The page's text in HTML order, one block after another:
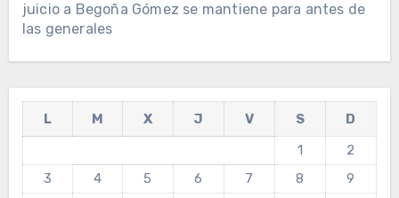
juicio a Begoña Gómez se mantiene para antes de
las generales
L M X J V S
D
1
2
3
4 5 6 7 8
9